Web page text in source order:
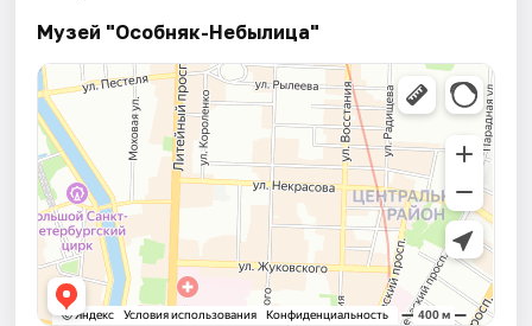
Музей "Особняк-Небылица"